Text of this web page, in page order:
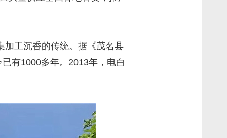
工沉香的传统。据《茂名县
有1000多年。2013年，电白